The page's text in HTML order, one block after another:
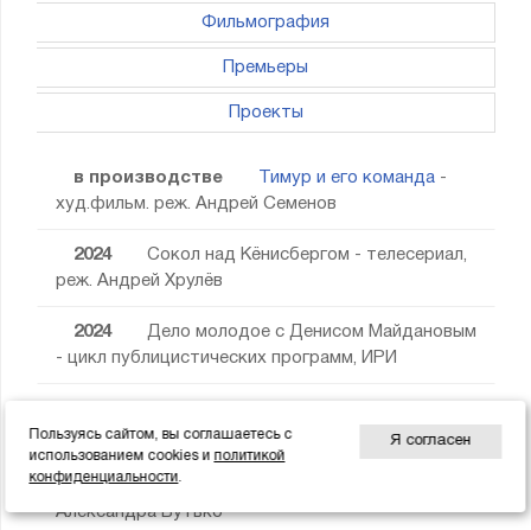
Фильмография
Премьеры
Проекты
в производстве Тимур и его команда -
худ.фильм. реж. Андрей Семенов
2024
Сокол над Кёнисбергом - телесериал,
реж. Андрей Хрулёв
2024
Дело молодое с Денисом Майдановым
- цикл публицистических программ, ИРИ
Члиянц
2024 Единственная моя
Александра Бутько
Пользуясь сайтом, вы соглашаетесь с
использованием cookies и политикой
конфиденциальности
Я согласен